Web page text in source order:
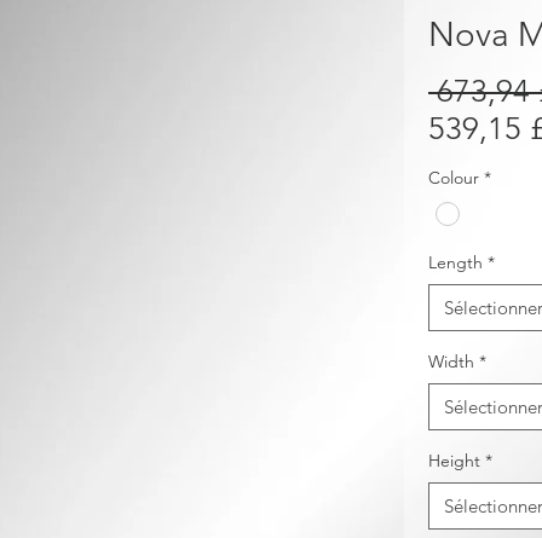
Nova
673,94
539,15
Colour *
Length *
Sélectionner
Width *
Sélectionner
Height *
Sélectionner